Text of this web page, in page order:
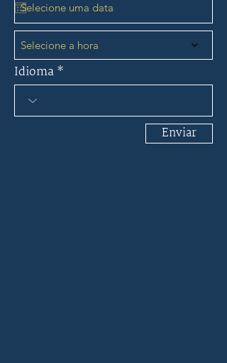
i
r
d
Selecione a hora
Idioma
Enviar